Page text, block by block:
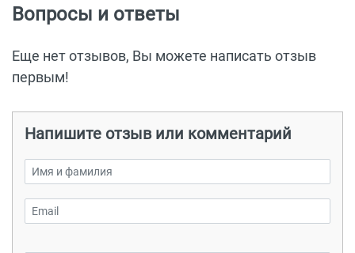
Вопросы и ответы
Еще нет отзывов, Вы можете написать отзыв
первым!
Напишите отзыв или комментарий